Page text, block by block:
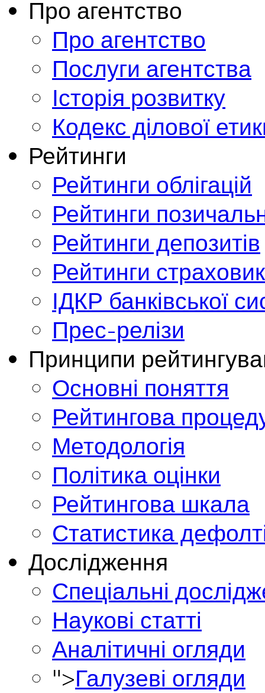
Про агентство
Про агентство
Послуги агентства
Історія розвитку
Кодекс ділової
Рейтинги
Рейтинги облігацій
Рейтинги
Рейтинги депозитів
Рейтинги
ІДКР банківської
Прес-релізи
Принципи
Основні поняття
Рейтингова
Методологія
Політика оцінки
Рейтингова шкала
Статистика
Дослідження
Спеціальні
Наукові статті
Аналітичні огляди
">Галузеві огляди